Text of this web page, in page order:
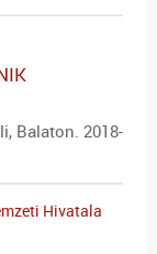
Balaton. 2018-